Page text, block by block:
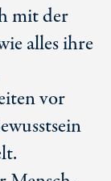
mit der
alles ihre
vor